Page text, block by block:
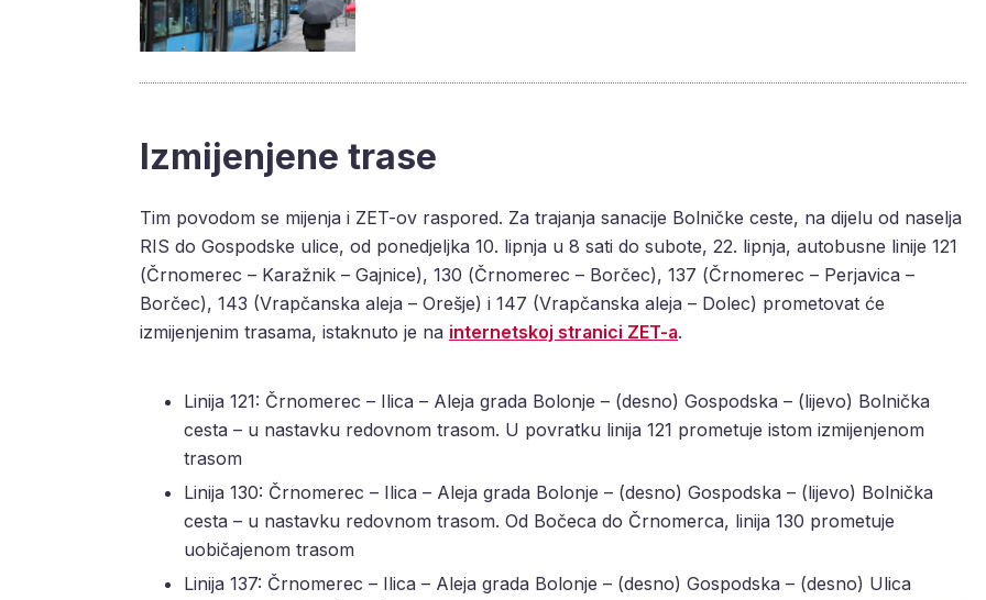
Izmijenjene trase
Tim povodom se mijenja i ZET-ov raspored. Za trajanja sanacije Bolničke ceste, na dijelu od naselja
RIS do Gospodske ulice, od ponedjeljka 10. lipnja u 8 sati do subote, 22. lipnja, autobusne linije 121
(Črnomerec – Karažnik – Gajnice), 130 (Črnomerec – Borčec), 137 (Črnomerec – Perjavica –
Borčec), 143 (Vrapčanska aleja – Orešje) i 147 (Vrapčanska aleja – Dolec) prometovat će
izmijenjenim trasama, istaknuto je na internetskoj stranici ZET-a.
Linija 121: Črnomerec – Ilica – Aleja grada Bolonje – (desno) Gospodska – (lijevo) Bolnička
cesta – u nastavku redovnom trasom. U povratku linija 121 prometuje istom izmijenjenom
trasom
Linija 130: Črnomerec – Ilica – Aleja grada Bolonje – (desno) Gospodska – (lijevo) Bolnička
cesta – u nastavku redovnom trasom. Od Bočeca do Črnomerca, linija 130 prometuje
uobičajenom trasom
Linija 137: Črnomerec – Ilica – Aleja grada Bolonje – (desno) Gospodska – (desno) Ulica